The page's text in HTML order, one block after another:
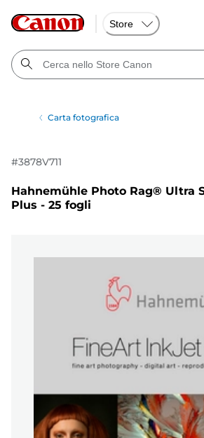
Store
Carta fotografica
#3878V711
Hahnemühle Photo Rag® Ultra
Plus - 25 fogli